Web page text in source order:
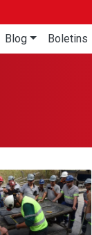
Blog Boletins